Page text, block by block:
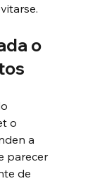
o
o
a
parecer
de